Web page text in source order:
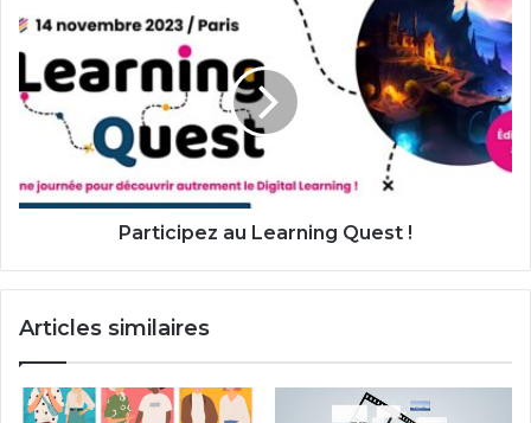
au
Learning
Quest
!
Participez au Learning Quest !
Articles similaires